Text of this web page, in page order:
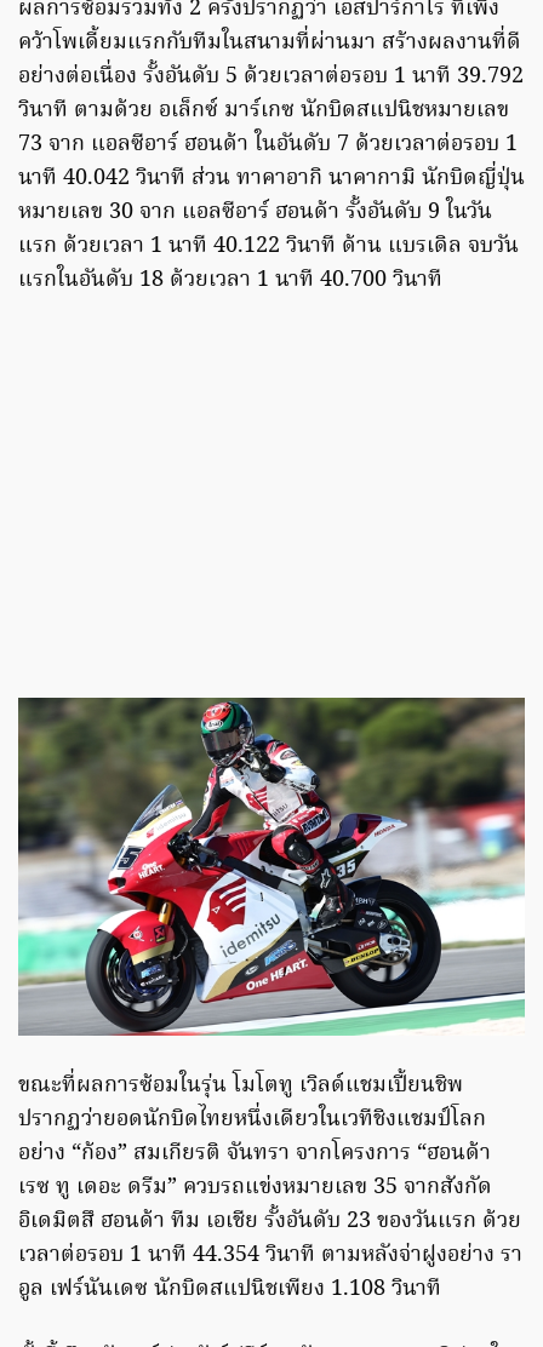
ผลการซ้อมรวมทั้ง 2 ครั้งปรากฏว่า เอสปาร์กาโร ที่เพิ่ง
คว้าโพเดี้ยมแรกกับทีมในสนามที่ผ่านมา สร้างผลงานที่ดี
อย่างต่อเนื่อง รั้งอันดับ 5 ด้วยเวลาต่อรอบ 1 นาที 39.792
วินาที ตามด้วย อเล็กซ์ มาร์เกซ นักบิดสแปนิชหมายเลข
73 จาก แอลซีอาร์ ฮอนด้า ในอันดับ 7 ด้วยเวลาต่อรอบ 1
นาที 40.042 วินาที ส่วน ทาคาอากิ นาคากามิ นักบิดญี่ปุ่น
หมายเลข 30 จาก แอลซีอาร์ ฮอนด้า รั้งอันดับ 9 ในวัน
แรก ด้วยเวลา 1 นาที 40.122 วินาที ด้าน แบรเดิล จบวัน
แรกในอันดับ 18 ด้วยเวลา 1 นาที 40.700 วินาที
ขณะที่ผลการซ้อมในรุ่น โมโตทู เวิลด์แชมเปี้ยนชิพ
ปรากฏว่ายอดนักบิดไทยหนึ่งเดียวในเวทีชิงแชมป์โลก
อย่าง “ก้อง” สมเกียรติ จันทรา จากโครงการ “ฮอนด้า
เรซ ทู เดอะ ดรีม” ควบรถแข่งหมายเลข 35 จากสังกัด
อิเดมิตสึ ฮอนด้า ทีม เอเชีย รั้งอันดับ 23 ของวันแรก ด้วย
เวลาต่อรอบ 1 นาที 44.354 วินาที ตามหลังจ่าฝูงอย่าง รา
อูล เฟร์นันเดซ นักบิดสแปนิชเพียง 1.108 วินาที